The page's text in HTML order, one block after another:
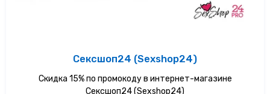
Сексшоп24 (Sexshop24)
Скидка 15% по промокоду в интернет-магазине
Сексшоп24 (Sexshop24)